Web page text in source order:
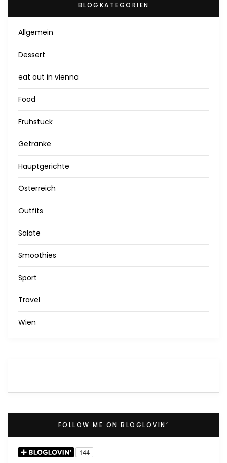
BLOGKATEGORIEN
Allgemein
Dessert
eat out in vienna
Food
Frühstück
Getränke
Hauptgerichte
Österreich
Outfits
Salate
Smoothies
Sport
Travel
Wien
FOLLOW ME ON BLOGLOVIN’